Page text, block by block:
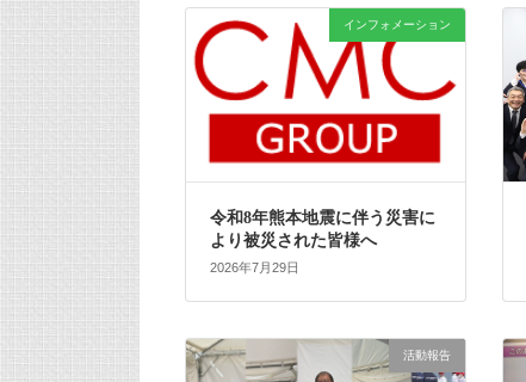
インフォメーション
令和8年熊本地震に伴う災害に
より被災された皆様へ
2026年7月29日
活動報告